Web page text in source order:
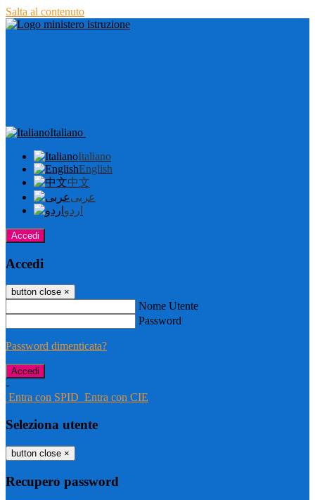
Salta al contenuto
Italiano
Italiano
English
中文
عربى
اردو
Accedi
Accedi
button close ×
Nome Utente
Password
Password dimenticata?
-
Entra con SPID Entra con CIE
Seleziona utente
button close ×
Recupero password